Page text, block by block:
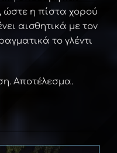
ώστε η πίστα χορού
αισθητικά με τον
το γλέντι
Αποτέλεσμα.